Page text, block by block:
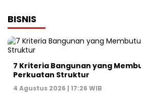
BISNIS
7 Kriteria Bangunan yang
Perkuatan Struktur
4 Agustus 2026 | 17:26 WIB